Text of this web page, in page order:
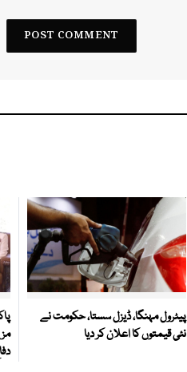
پیٹرول مہنگا، ڈیزل سستا، حکومت نے
نئی قیمتوں کا اعلان کر دیا